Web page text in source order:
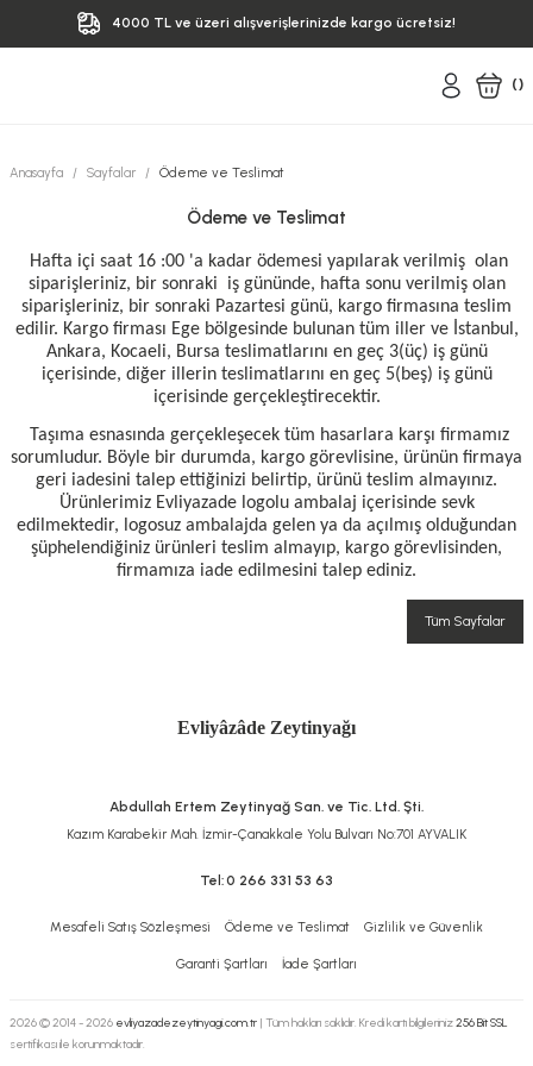
4000 TL ve üzeri alışverişlerinizde kargo ücretsiz!
()
Anasayfa Sayfalar Ödeme ve Teslimat
Ödeme ve Teslimat
Hafta içi saat 16 :00 'a kadar ödemesi yapılarak verilmiş olan
siparişleriniz, bir sonraki iş gününde, hafta sonu verilmiş olan
siparişleriniz, bir sonraki Pazartesi günü, kargo firmasına teslim
edilir. Kargo firması Ege bölgesinde bulunan tüm iller ve İstanbul,
Ankara, Kocaeli, Bursa teslimatlarını en geç 3(üç) iş günü
içerisinde, diğer illerin teslimatlarını en geç 5(beş) iş günü
içerisinde gerçekleştirecektir.
Taşıma esnasında gerçekleşecek tüm hasarlara karşı firmamız
sorumludur. Böyle bir durumda, kargo görevlisine, ürünün firmaya
geri iadesini talep ettiğinizi belirtip, ürünü teslim almayınız.
Ürünlerimiz Evliyazade logolu ambalaj içerisinde sevk
edilmektedir, logosuz ambalajda gelen ya da açılmış olduğundan
şüphelendiğiniz ürünleri teslim almayıp, kargo görevlisinden,
firmamıza iade edilmesini talep ediniz.
Tüm Sayfalar
Evliyâzâde Zeytinyağı
Abdullah Ertem Zeytinyağ San. ve Tic. Ltd. Şti.
Kazım Karabekir Mah. İzmir-Çanakkale Yolu Bulvarı No:701 AYVALIK
Tel:0 266 331 53 63
Mesafeli Satış Sözleşmesi Ödeme ve Teslimat Gizlilik ve Güvenlik
Garanti Şartları İade Şartları
2026 © 2014 - 2026 evliyazadezeytinyagi.com.tr | Tüm hakları saklıdır. Kredi kartı bilgileriniz256 Bit SSL
sertifikası ile korunmaktadır.